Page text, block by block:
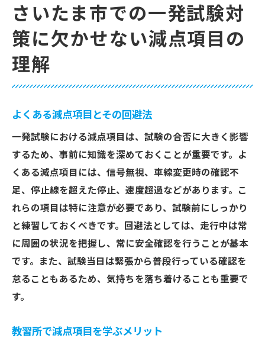
さいたま市での一発試験対
策に欠かせない減点項目の
理解
よくある減点項目とその回避法
一発試験における減点項目は、試験の合否に大きく影響
するため、事前に知識を深めておくことが重要です。よ
くある減点項目には、信号無視、車線変更時の確認不
足、停止線を超えた停止、速度超過などがあります。こ
れらの項目は特に注意が必要であり、試験前にしっかり
と練習しておくべきです。回避法としては、走行中は常
に周囲の状況を把握し、常に安全確認を行うことが基本
です。また、試験当日は緊張から普段行っている確認を
怠ることもあるため、気持ちを落ち着けることも重要で
す。
教習所で減点項目を学ぶメリット